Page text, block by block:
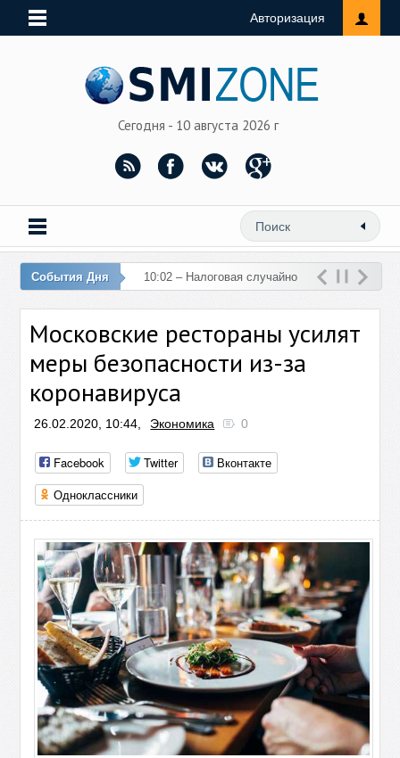
Авторизация
Сегодня - 10 августа 2026 г
События Дня 10:02 – Налоговая случайно
на счет женщины
Московские рестораны усилят
меры безопасности из-за
коронавируса
26.02.2020, 10:44, Экономика 0
Facebook Twitter
Вконтакте
Одноклассники